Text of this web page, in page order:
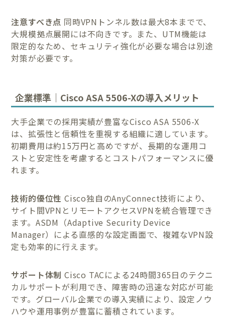
注意すべき点 同時VPNトンネル数は最大8本までで、
大規模拠点展開には不向きです。また、UTM機能は
限定的なため、セキュリティ強化が必要な場合は別途
対策が必要です。
企業標準｜Cisco ASA 5506-Xの導入メリット
大手企業での採用実績が豊富なCisco ASA 5506-X
は、拡張性と信頼性を重視する組織に適しています。
初期費用は約15万円と高めですが、長期的な運用コ
ストと安定性を考慮するとコストパフォーマンスに優
れます。
技術的優位性 Cisco独自のAnyConnect技術により、
サイト間VPNとリモートアクセスVPNを統合管理でき
ます。ASDM（Adaptive Security Device
Manager）による直感的な設定画面で、複雑なVPN設
定も効率的に行えます。
サポート体制 Cisco TACによる24時間365日のテクニ
カルサポートが利用でき、障害時の迅速な対応が可能
です。グローバル企業での導入実績により、設定ノウ
ハウや運用事例が豊富に蓄積されています。